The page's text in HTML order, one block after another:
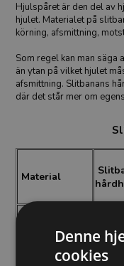
Hjulspåret är den del av
hjulet. Materialet på
körning, afsmittning,
Som regel kan man säga
än ytan på vilket hjulet
afsmittning. Slitbanans
där det står mer om
Material
75
Denne
cookies